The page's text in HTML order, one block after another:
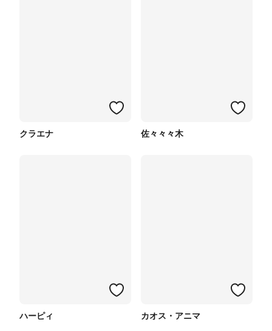
クラエナ 佐々々々木
ハーピィ カオス・アニマ